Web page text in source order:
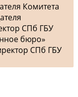
Комитета
СПб ГБУ
бюро»
СПб ГБУ